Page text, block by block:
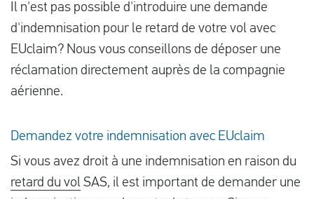
Il n'est pas possible d'introduire une demande
d'indemnisation pour le retard de votre vol avec
EUclaim? Nous vous conseillons de déposer une
réclamation directement auprès de la compagnie
aérienne.
Demandez votre indemnisation avec EUclaim
Si vous avez droit à une indemnisation en raison du
retard du vol SAS, il est important de demander une